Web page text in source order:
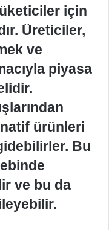
için
Üreticiler,
ve
piyasa
ürünleri
Bu
ve bu da